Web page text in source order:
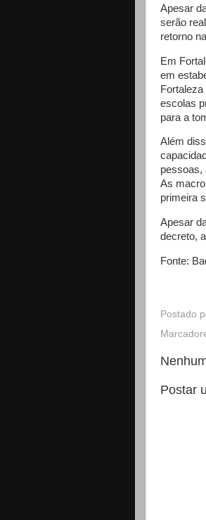
Apesar
serão
retorno
Em
em
escolas
para a
Além
pessoas,
As
primeira
Apesar
decreto,
Fonte:
Postado
Postar